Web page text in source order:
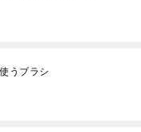
うブラシ